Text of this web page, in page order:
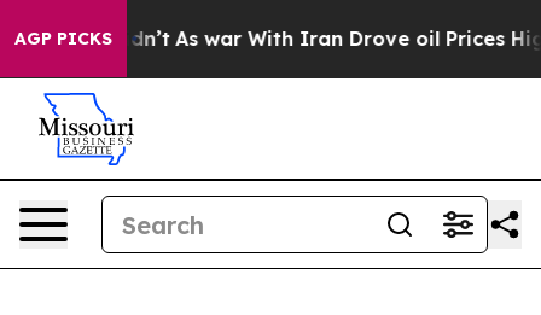
AGP PICKS
it Didn’t As war With Iran Drove oil Prices Higher,